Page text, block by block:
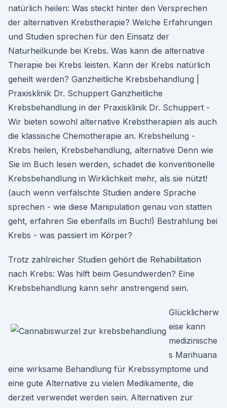
natürlich heilen: Was steckt hinter den Versprechen
der alternativen Krebstherapie? Welche Erfahrungen
und Studien sprechen für den Einsatz der
Naturheilkunde bei Krebs. Was kann die alternative
Therapie bei Krebs leisten. Kann der Krebs natürlich
geheilt werden? Ganzheitliche Krebsbehandlung |
Praxisklinik Dr. Schuppert Ganzheitliche
Krebsbehandlung in der Praxisklinik Dr. Schuppert -
Wir bieten sowohl alternative Krebstherapien als auch
die klassische Chemotherapie an. Krebsheilung -
Krebs heilen, Krebsbehandlung, alternative Denn wie
Sie im Buch lesen werden, schadet die konventionelle
Krebsbehandlung in Wirklichkeit mehr, als sie nützt!
(auch wenn verfälschte Studien andere Sprache
sprechen - wie diese Manipulation genau von statten
geht, erfahren Sie ebenfalls im Buch!) Bestrahlung bei
Krebs - was passiert im Körper?
Trotz zahlreicher Studien gehört die Rehabilitation
nach Krebs: Was hilft beim Gesundwerden? Eine
Krebsbehandlung kann sehr anstrengend sein.
Glücklicherw
eise kann
medizinische
s Marihuana
eine wirksame Behandlung für Krebssymptome und
eine gute Alternative zu vielen Medikamente, die
derzeit verwendet werden sein. Alternativen zur